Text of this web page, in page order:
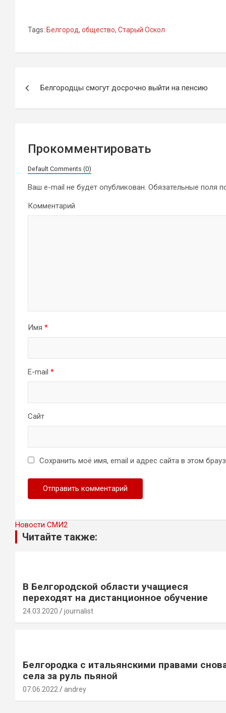
Tags: Белгород, общество, Старый Оскол
Белгородцы смогут досрочно выйти на пенсию
Прокомментировать
Default Comments (0)
Ваш e-mail не будет опубликован. Обязательные поля
Комментарий
Имя *
E-mail *
Сайт
Сохранить моё имя, email и адрес сайта в этом
Новости СМИ2
Читайте также:
В Белгородской области учащиеся
переходят на дистанционное обучение
24.03.2020 journalist
Белгородка с итальянскими правами
села за руль пьяной
07.06.2022 andrey